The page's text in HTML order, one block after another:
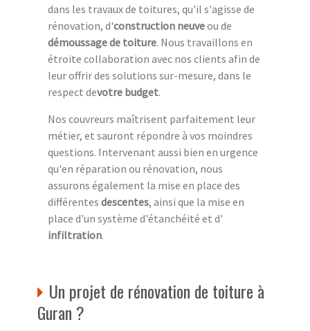
dans les travaux de toitures, qu'il s'agisse de
rénovation, d'construction neuveou de
démoussage de toiture. Nous travaillons en
étroite collaboration avec nos clients afin de
leur offrir des solutions sur-mesure, dans le
respect devotre budget.
Nos couvreurs maîtrisent parfaitement leur
métier, et sauront répondre à vos moindres
questions. Intervenant aussi bien en urgence
qu'en réparation ou rénovation, nous
assurons également la mise en place des
différentes descentes, ainsi que la mise en
place d'un système d'étanchéité et d'
infiltration.
Un projet de rénovation de toiture à
Guran ?